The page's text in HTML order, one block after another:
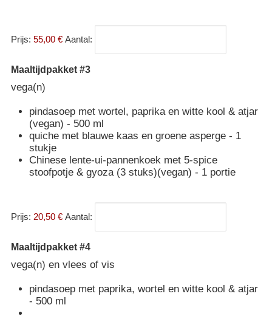
Prijs: 55,00 € Aantal:
Maaltijdpakket #3
vega(n)
pindasoep met wortel, paprika en witte kool & atjar
(vegan) - 500 ml
quiche met blauwe kaas en groene asperge - 1
stukje
Chinese lente-ui-pannenkoek met 5-spice
stoofpotje & gyoza (3 stuks)(vegan) - 1 portie
Prijs: 20,50 € Aantal:
Maaltijdpakket #4
vega(n) en vlees of vis
pindasoep met paprika, wortel en witte kool & atjar
- 500 ml